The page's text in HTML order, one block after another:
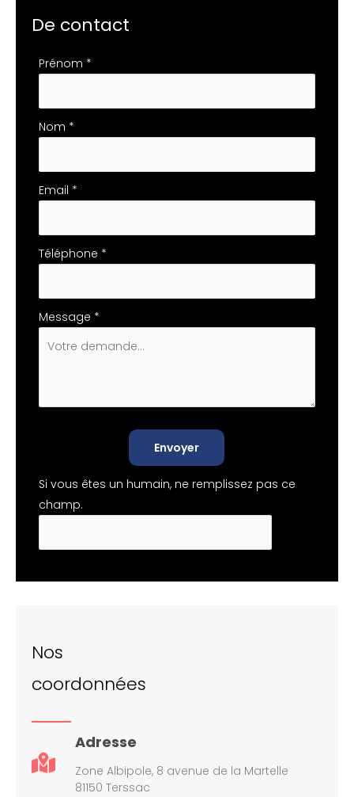
De contact
Formulaire
téléphone
Prénom *
Nom *
Email *
Téléphone *
Message *
Envoyer
Si vous êtes un humain, ne remplissez pas ce
champ.
Nos
coordonnées
Adresse
Zone Albipole, 8 avenue de la Martelle
81150 Terssac